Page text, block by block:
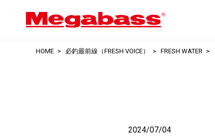
HOME 必釣最前線（FRESH VOICE） FRESH WATER
2024/07/04